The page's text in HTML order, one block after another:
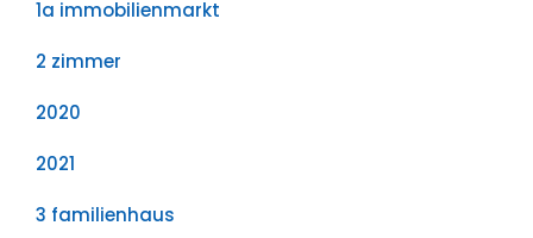
1a immobilienmarkt
2 zimmer
2020
2021
3 familienhaus